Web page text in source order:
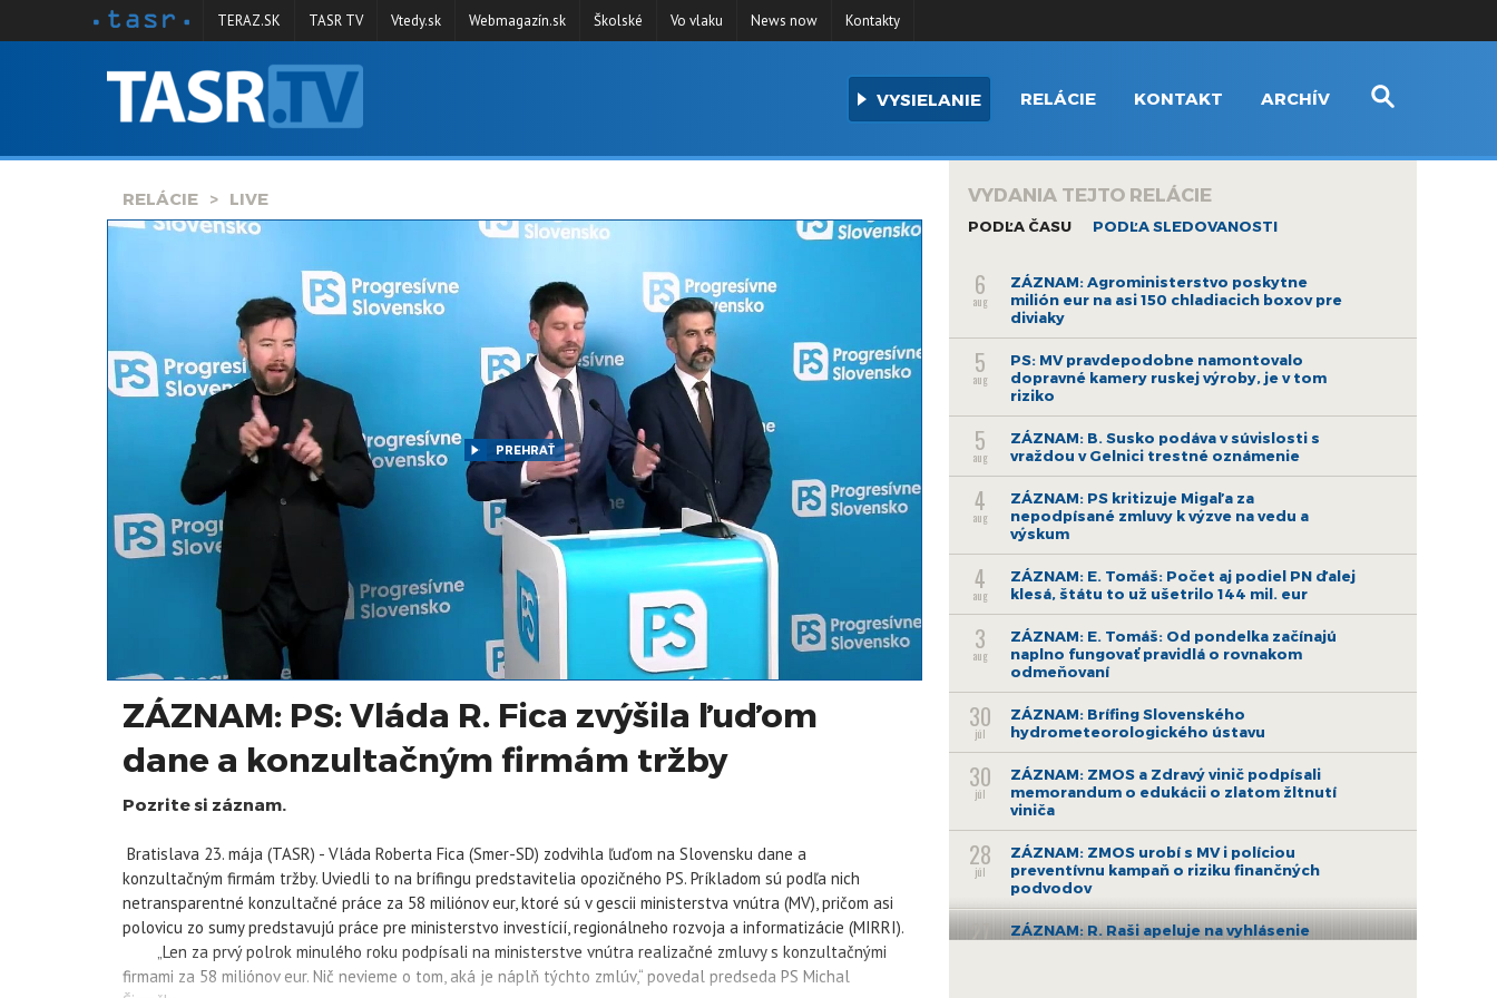
SPRAVODAJSTVO
KONTAKT
TERAZ.SK TASR TV Vtedy.sk Webmagazín.sk Školské Vo vlaku News now Kontakty
VYSIELANIE RELÁCIE KONTAKT ARCHÍV
RELÁCIE LIVE
PREHRAŤ
ZÁZNAM: PS: Vláda R. Fica zvýšila ľuďom
dane a konzultačným firmám tržby
Pozrite si záznam.
Bratislava 23. mája (TASR) - Vláda Roberta Fica (Smer-SD) zodvihla ľuďom na Slovensku dane a
konzultačným firmám tržby. Uviedli to na brífingu predstavitelia opozičného PS. Príkladom sú podľa nich
netransparentné konzultačné práce za 58 miliónov eur, ktoré sú v gescii ministerstva vnútra (MV), pričom asi
polovicu zo sumy predstavujú práce pre ministerstvo investícií, regionálneho rozvoja a informatizácie (MIRRI).
„Len za prvý polrok minulého roku podpísali na ministerstve vnútra realizačné zmluvy s konzultačnými
firmami za 58 miliónov eur. Nič nevieme o tom, aká je náplň týchto zmlúv,“ povedal predseda PS Michal
VYDANIA TEJTO RELÁCIE
PODĽA ČASU PODĽA SLEDOVANOSTI
6
aug
ZÁZNAM: Agroministerstvo poskytne
milión eur na asi 150 chladiacich boxov pre
diviaky
5
aug
PS: MV pravdepodobne namontovalo
dopravné kamery ruskej výroby, je v tom
riziko
5
aug
ZÁZNAM: B. Susko podáva v súvislosti s
vraždou v Gelnici trestné oznámenie
4
aug
ZÁZNAM: PS kritizuje Migaľa za
nepodpísané zmluvy k výzve na vedu a
výskum
4
aug
ZÁZNAM: E. Tomáš: Počet aj podiel PN ďalej
klesá, štátu to už ušetrilo 144 mil. eur
3
aug
ZÁZNAM: E. Tomáš: Od pondelka začínajú
naplno fungovať pravidlá o rovnakom
odmeňovaní
30
júl
ZÁZNAM: Brífing Slovenského
hydrometeorologického ústavu
30
júl
ZÁZNAM: ZMOS a Zdravý vinič podpísali
memorandum o edukácii o zlatom žltnutí
viniča
28
júl
ZÁZNAM: ZMOS urobí s MV i políciou
preventívnu kampaň o riziku finančných
podvodov
27
ZÁZNAM: R. Raši apeluje na vyhlásenie